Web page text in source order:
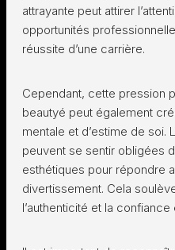
attrayante peut attirer
opportunités
réussite d’une carrière.
Cependant, cette pression
beautyé peut également
mentale et d’estime de soi.
peuvent se sentir obligées
esthétiques pour répondre
divertissement. Cela
l’authenticité et la confiance